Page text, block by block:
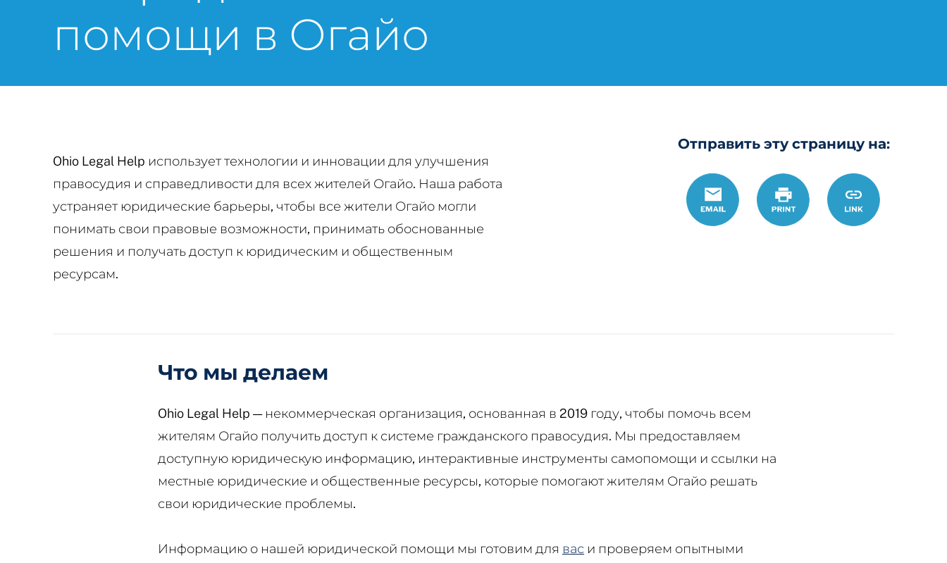
помощи в Огайо
Ohio Legal Help использует технологии и инновации для улучшения
правосудия и справедливости для всех жителей Огайо. Наша работа
устраняет юридические барьеры, чтобы все жители Огайо могли
понимать свои правовые возможности, принимать обоснованные
решения и получать доступ к юридическим и общественным
ресурсам.
Отправить эту страницу на:
Email Печать
https://
ohio-
legal-
Link
Что мы делаем
Ohio Legal Help — некоммерческая организация, основанная в 2019 году, чтобы помочь всем
жителям Огайо получить доступ к системе гражданского правосудия. Мы предоставляем
доступную юридическую информацию, интерактивные инструменты самопомощи и ссылки на
местные юридические и общественные ресурсы, которые помогают жителям Огайо решать
свои юридические проблемы.
Информацию о нашей юридической помощи мы готовим для вас и проверяем опытными